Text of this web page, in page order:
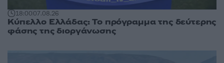
18:0007.08.26
Κύπελλο Ελλάδας: Το πρόγραμμα της δεύτερης
φάσης της διοργάνωσης